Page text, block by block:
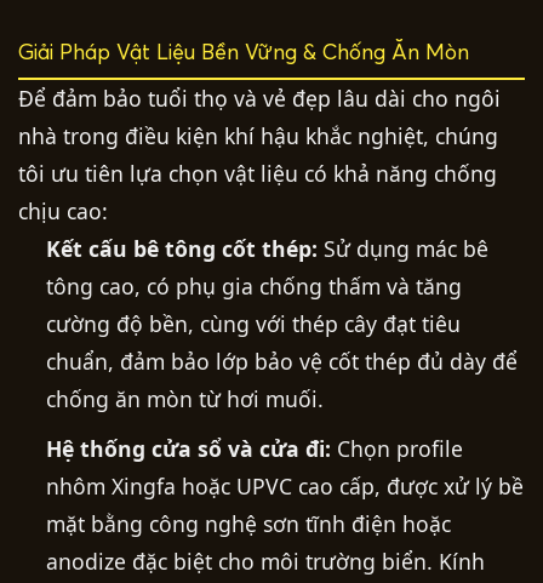
Giải Pháp Vật Liệu Bền Vững & Chống Ăn Mòn
Để đảm bảo tuổi thọ và vẻ đẹp lâu dài cho ngôi
nhà trong điều kiện khí hậu khắc nghiệt, chúng
tôi ưu tiên lựa chọn vật liệu có khả năng chống
chịu cao:
Kết cấu bê tông cốt thép: Sử dụng mác bê
tông cao, có phụ gia chống thấm và tăng
cường độ bền, cùng với thép cây đạt tiêu
chuẩn, đảm bảo lớp bảo vệ cốt thép đủ dày để
chống ăn mòn từ hơi muối.
Hệ thống cửa sổ và cửa đi: Chọn profile
nhôm Xingfa hoặc UPVC cao cấp, được xử lý bề
mặt bằng công nghệ sơn tĩnh điện hoặc
anodize đặc biệt cho môi trường biển. Kính